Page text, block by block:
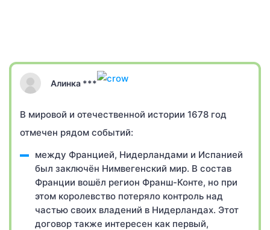
Алинка ***
В мировой и отечественной истории 1678 год
отмечен рядом событий:
между Францией, Нидерландами и Испанией
был заключён Нимвегенский мир. В состав
Франции вошёл регион Франш-Конте, но при
этом королевство потеряло контроль над
частью своих владений в Нидерландах. Этот
договор также интересен как первый,